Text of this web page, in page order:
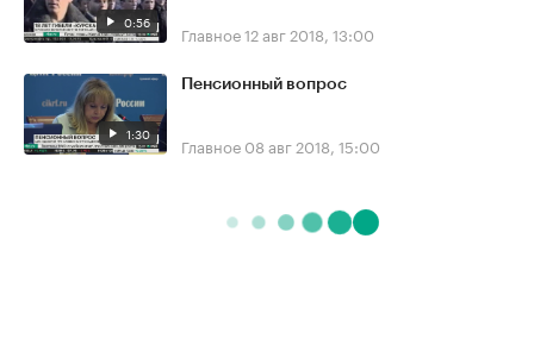
0:56 Главное12 авг 2018, 13:00
1:30
Пенсионный вопрос
Главное 08 авг 2018, 15:00